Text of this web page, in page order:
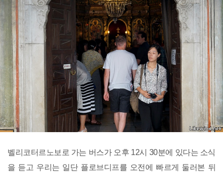
벨리코터르노보로 가는 버스가 오후 12시 30분에 있다는 소식
을 듣고 우리는 일단 플로브디프를 오전에 빠르게 둘러본 뒤